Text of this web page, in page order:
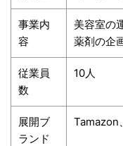
事業内
容
美容室の
薬剤の企
従業員
数
10人
展開ブ
ランド
Tamazon